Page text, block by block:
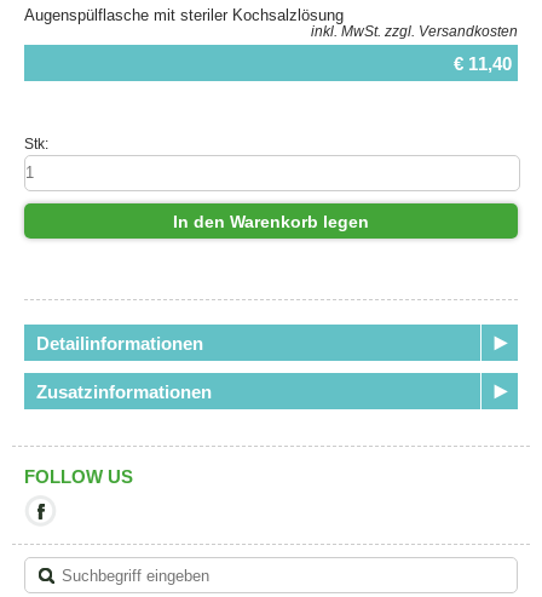
Augenspülflasche mit steriler Kochsalzlösung
inkl. MwSt. zzgl. Versandkosten
€ 11,40
Stk:
In den Warenkorb legen
Detailinformationen
Zusatzinformationen
FOLLOW US
Link
verlassen
Sie